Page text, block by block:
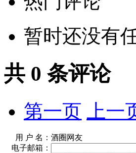
暂时还没有
共 0 条评论
第一页 上一
用 户 名： 酒圈网友
电子邮箱：